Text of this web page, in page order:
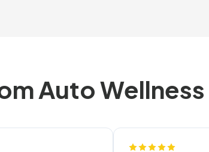
Auto Wellness